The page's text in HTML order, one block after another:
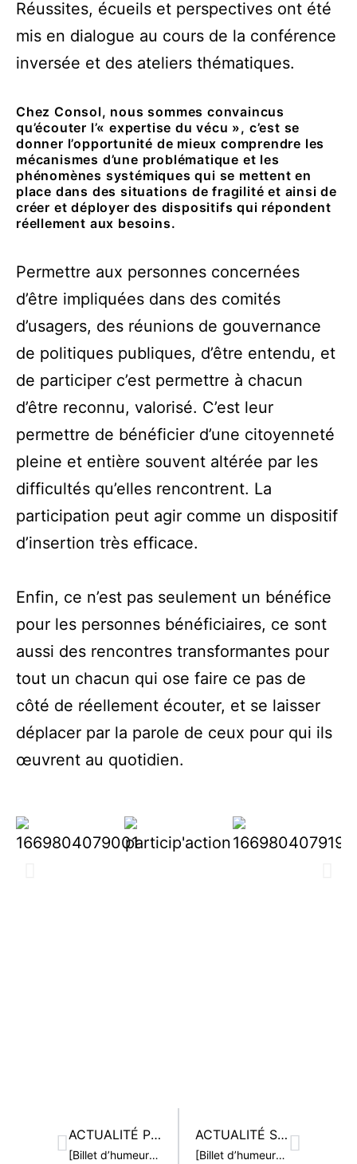
Réussites, écueils et perspectives ont été
mis en dialogue au cours de la conférence
inversée et des ateliers thématiques.
Chez Consol, nous sommes convaincus
qu’écouter l’« expertise du vécu », c’est se
donner l’opportunité de mieux comprendre les
mécanismes d’une problématique et les
phénomènes systémiques qui se mettent en
place dans des situations de fragilité et ainsi de
créer et déployer des dispositifs qui répondent
réellement aux besoins.
Permettre aux personnes concernées
d’être impliquées dans des comités
d’usagers, des réunions de gouvernance
de politiques publiques, d’être entendu, et
de participer c’est permettre à chacun
d’être reconnu, valorisé. C’est leur
permettre de bénéficier d’une citoyenneté
pleine et entière souvent altérée par les
difficultés qu’elles rencontrent. La
participation peut agir comme un dispositif
d’insertion très efficace.
Enfin, ce n’est pas seulement un bénéfice
pour les personnes bénéficiaires, ce sont
aussi des rencontres transformantes pour
tout un chacun qui ose faire ce pas de
côté de réellement écouter, et se laisser
déplacer par la parole de ceux pour qui ils
œuvrent au quotidien.
ACTUALITÉ PRÉCÉDENTE
[Billet d’humeur] L’inclusion
ACTUALITÉ SUIVANTE
[Billet d’humeur] La QVT face aux burn et bore out